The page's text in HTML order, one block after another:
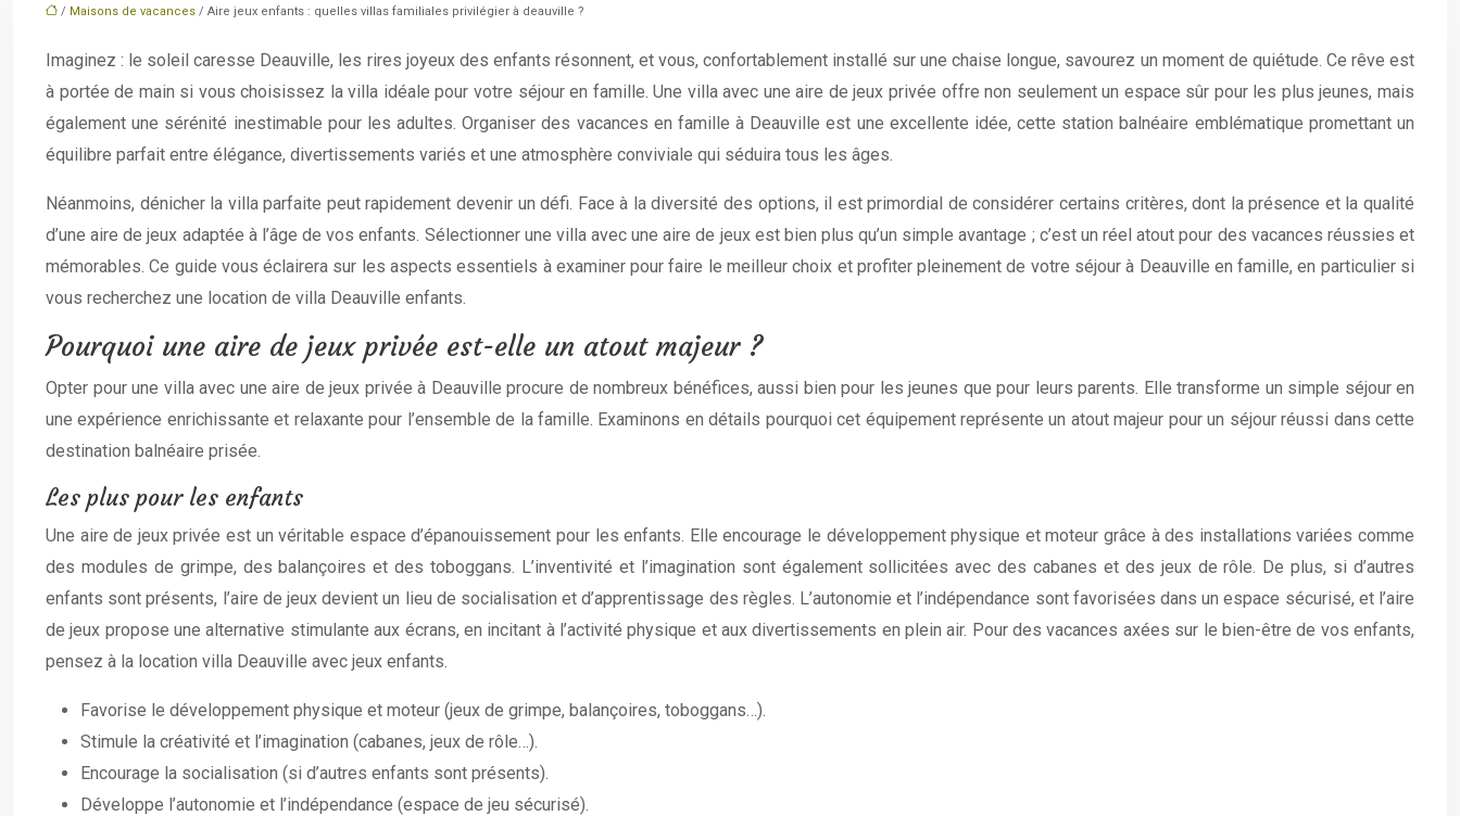
/ Maisons de vacances / Aire jeux enfants : quelles villas familiales privilégier à deauville ?
Imaginez : le soleil caresse Deauville, les rires joyeux des enfants résonnent, et vous, confortablement installé sur une chaise longue, savourez un moment de quiétude. Ce rêve est
à portée de main si vous choisissez la villa idéale pour votre séjour en famille. Une villa avec une aire de jeux privée offre non seulement un espace sûr pour les plus jeunes, mais
également une sérénité inestimable pour les adultes. Organiser des vacances en famille à Deauville est une excellente idée, cette station balnéaire emblématique promettant un
équilibre parfait entre élégance, divertissements variés et une atmosphère conviviale qui séduira tous les âges.
Néanmoins, dénicher la villa parfaite peut rapidement devenir un défi. Face à la diversité des options, il est primordial de considérer certains critères, dont la présence et la qualité
d’une aire de jeux adaptée à l’âge de vos enfants. Sélectionner une villa avec une aire de jeux est bien plus qu’un simple avantage ; c’est un réel atout pour des vacances réussies et
mémorables. Ce guide vous éclairera sur les aspects essentiels à examiner pour faire le meilleur choix et profiter pleinement de votre séjour à Deauville en famille, en particulier si
vous recherchez une location de villa Deauville enfants.
Pourquoi une aire de jeux privée est-elle un atout majeur ?
Opter pour une villa avec une aire de jeux privée à Deauville procure de nombreux bénéfices, aussi bien pour les jeunes que pour leurs parents. Elle transforme un simple séjour en
une expérience enrichissante et relaxante pour l’ensemble de la famille. Examinons en détails pourquoi cet équipement représente un atout majeur pour un séjour réussi dans cette
destination balnéaire prisée.
Les plus pour les enfants
Une aire de jeux privée est un véritable espace d’épanouissement pour les enfants. Elle encourage le développement physique et moteur grâce à des installations variées comme
des modules de grimpe, des balançoires et des toboggans. L’inventivité et l’imagination sont également sollicitées avec des cabanes et des jeux de rôle. De plus, si d’autres
enfants sont présents, l’aire de jeux devient un lieu de socialisation et d’apprentissage des règles. L’autonomie et l’indépendance sont favorisées dans un espace sécurisé, et l’aire
de jeux propose une alternative stimulante aux écrans, en incitant à l’activité physique et aux divertissements en plein air. Pour des vacances axées sur le bien-être de vos enfants,
pensez à la location villa Deauville avec jeux enfants.
Favorise le développement physique et moteur (jeux de grimpe, balançoires, toboggans…).
Stimule la créativité et l’imagination (cabanes, jeux de rôle…).
Encourage la socialisation (si d’autres enfants sont présents).
Développe l’autonomie et l’indépendance (espace de jeu sécurisé).